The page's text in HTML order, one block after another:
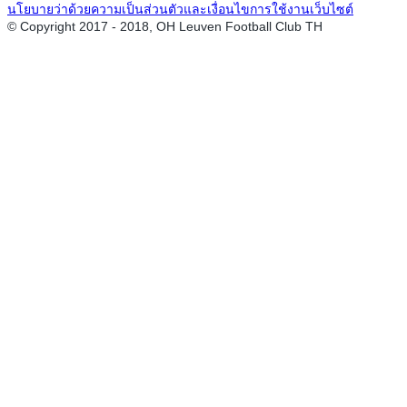
นโยบายว่าด้วยความเป็นส่วนตัวและเงื่อนไขการใช้งานเว็บไซต์
© Copyright 2017 - 2018, OH Leuven Football Club TH